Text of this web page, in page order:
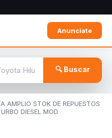
Anunciate
🔍 Buscar
AMPLIO STOK DE REPUESTOS
DIESEL MOD